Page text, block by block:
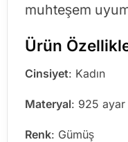
muhteşem
Ürün
Cinsiyet: Kadın
Materyal: 925 ayar
Renk: Gümüş